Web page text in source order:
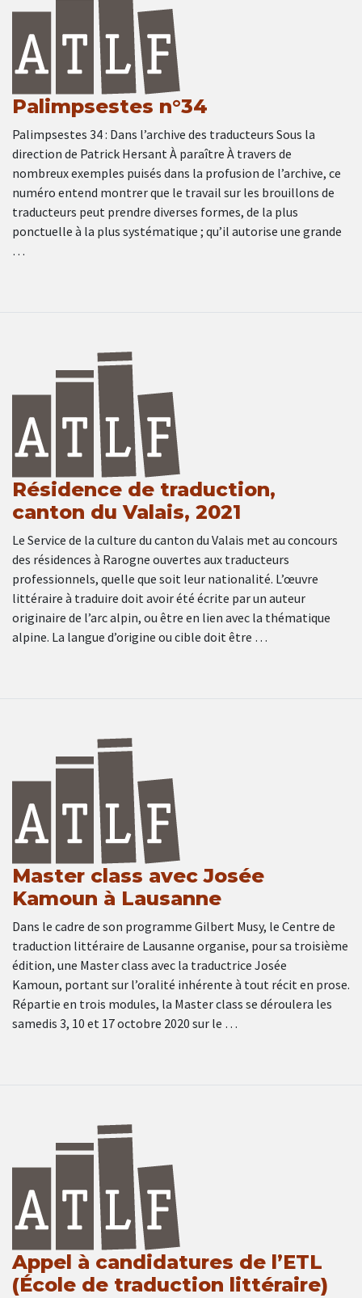
Palimpsestes n°34
Palimpsestes 34 : Dans l’archive des traducteurs Sous la
direction de Patrick Hersant À paraître À travers de
nombreux exemples puisés dans la profusion de l’archive, ce
numéro entend montrer que le travail sur les brouillons de
traducteurs peut prendre diverses formes, de la plus
ponctuelle à la plus systématique ; qu’il autorise une grande
…
Résidence de traduction,
canton du Valais, 2021
Le Service de la culture du canton du Valais met au concours
des résidences à Rarogne ouvertes aux traducteurs
professionnels, quelle que soit leur nationalité. L’œuvre
littéraire à traduire doit avoir été écrite par un auteur
originaire de l’arc alpin, ou être en lien avec la thématique
alpine. La langue d’origine ou cible doit être …
Master class avec Josée
Kamoun à Lausanne
Dans le cadre de son programme Gilbert Musy, le Centre de
traduction littéraire de Lausanne organise, pour sa troisième
édition, une Master class avec la traductrice Josée
Kamoun, portant sur l’oralité inhérente à tout récit en prose.
Répartie en trois modules, la Master class se déroulera les
samedis 3, 10 et 17 octobre 2020 sur le …
Appel à candidatures de l’ETL
(École de traduction littéraire)